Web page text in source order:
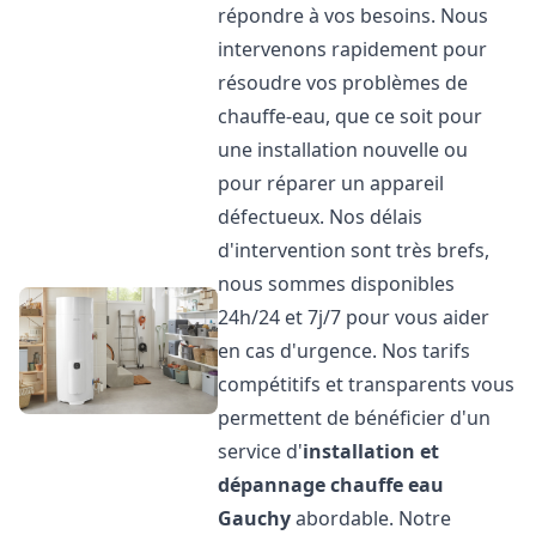
répondre à vos besoins. Nous
intervenons rapidement pour
résoudre vos problèmes de
chauffe-eau, que ce soit pour
une installation nouvelle ou
pour réparer un appareil
défectueux. Nos délais
d'intervention sont très brefs,
nous sommes disponibles
24h/24 et 7j/7 pour vous aider
en cas d'urgence. Nos tarifs
compétitifs et transparents vous
permettent de bénéficier d'un
service d'installation et
dépannage chauffe eau
Gauchyabordable. Notre